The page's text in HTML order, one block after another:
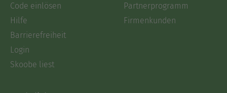
Code einlösen
Hilfe
Barrierefreiheit
Login
Skoobe liest
Partnerprogramm
Firmenkunden